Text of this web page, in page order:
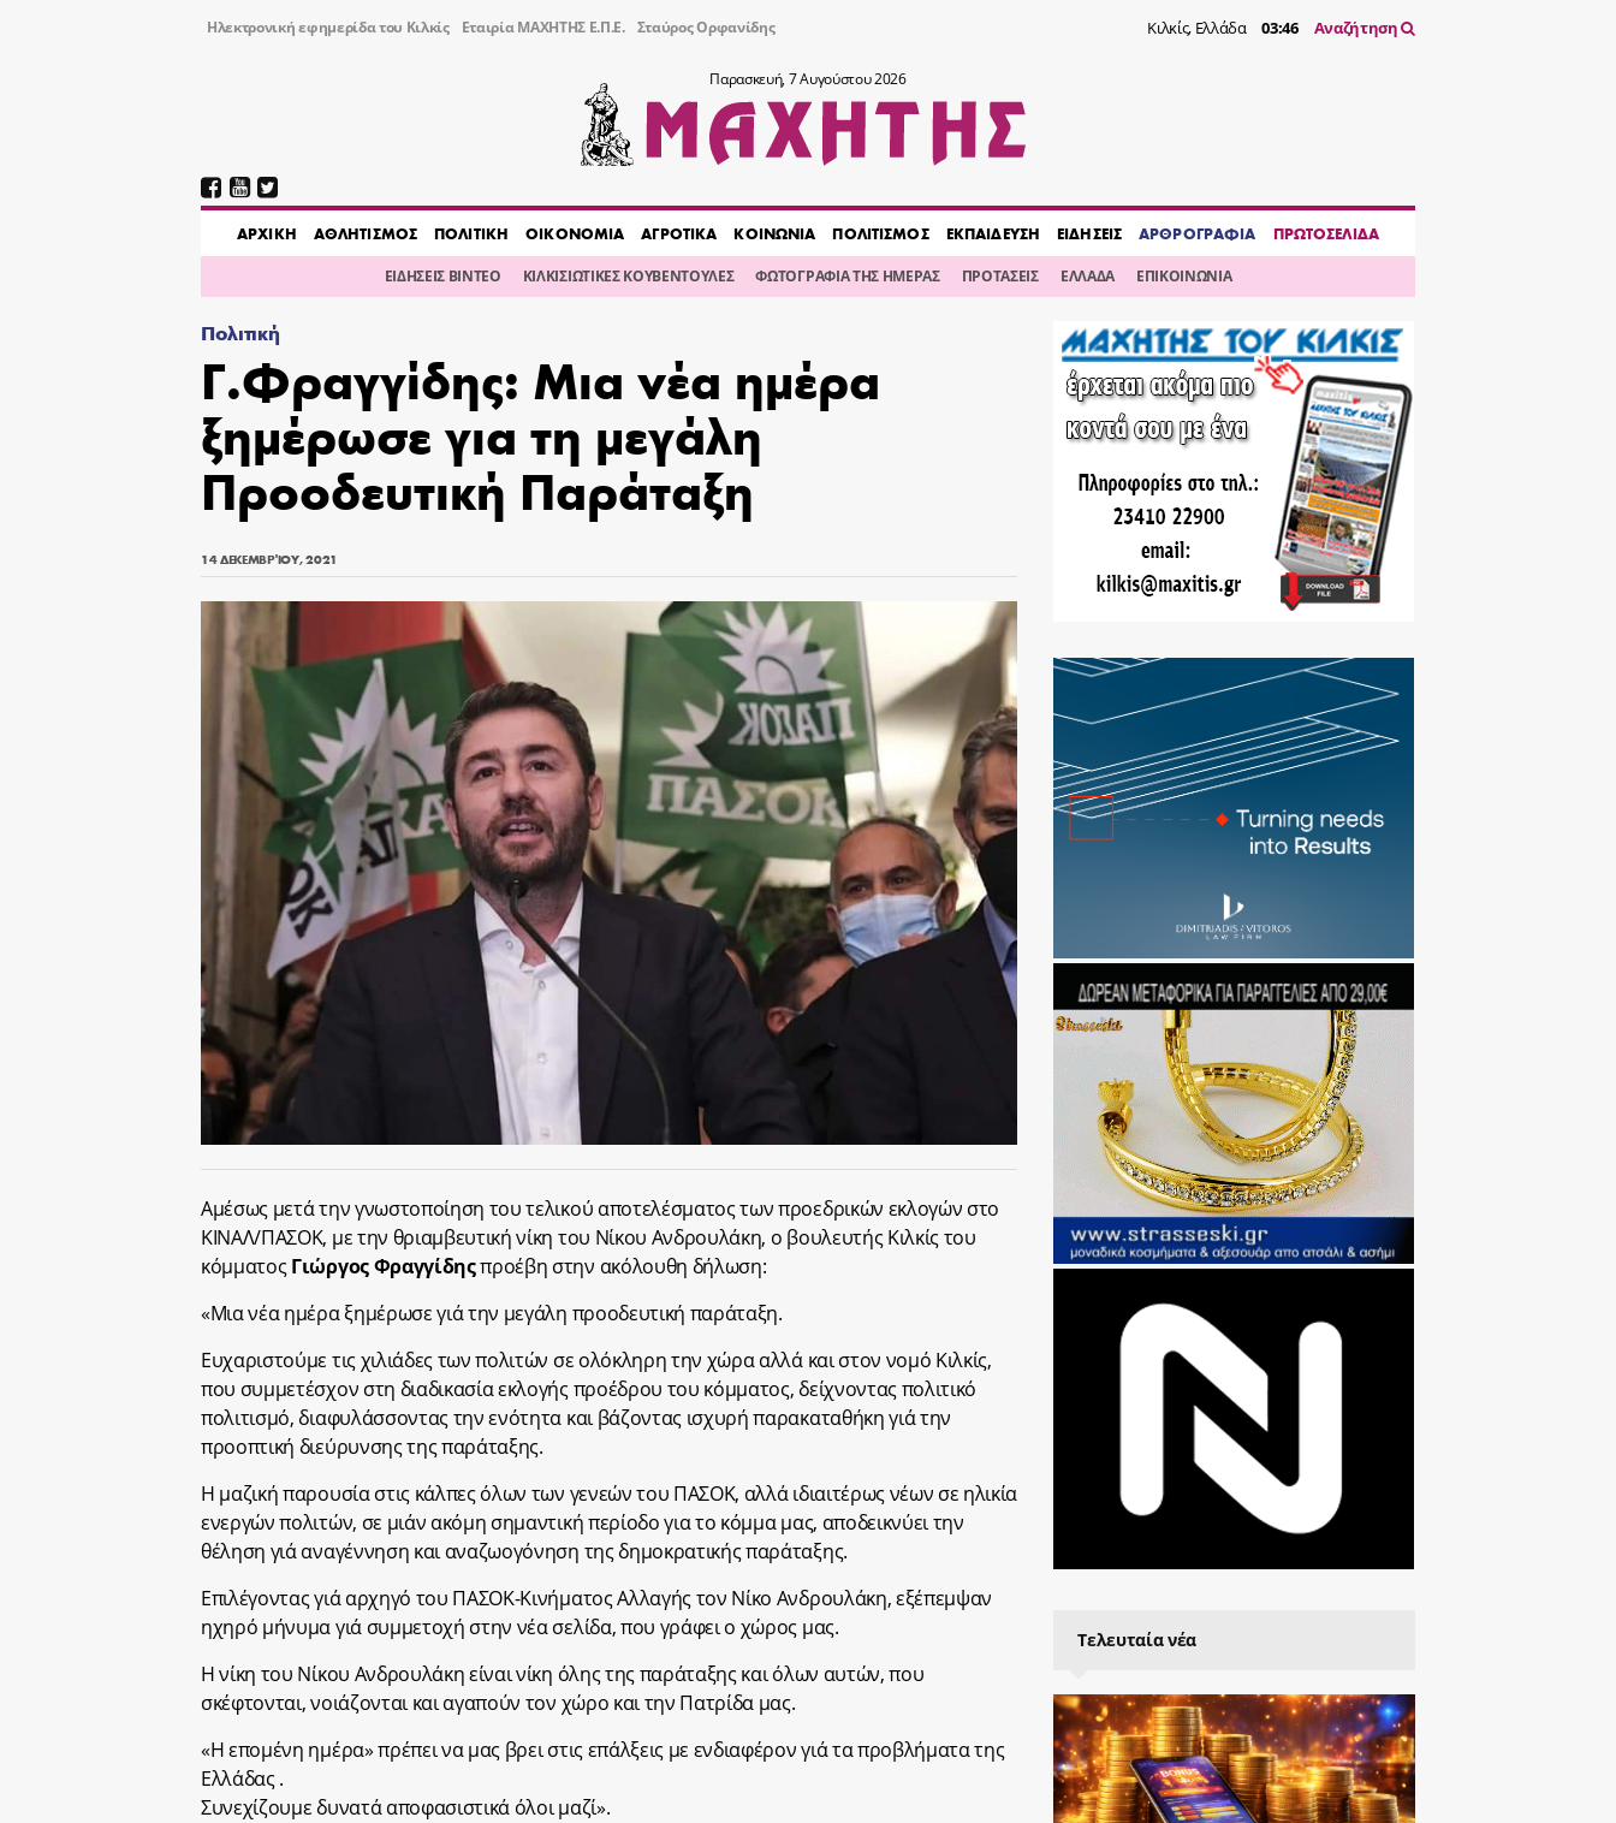
Ηλεκτρονική εφημερίδα του Κιλκίς Εταιρία ΜΑΧΗΤΗΣ Ε.Π.Ε. Σταύρος Ορφανίδης Κιλκίς, Ελλάδα 03:46 Αναζήτηση
Παρασκευή, 7 Αυγούστου 2026
AΡΧΙΚΗ ΑΘΛΗΤΙΣΜΟΣ ΠΟΛΙΤΙΚΗ ΟΙΚΟΝΟΜΙΑ ΑΓΡΟΤΙΚΑ ΚΟΙΝΩΝΙΑ ΠΟΛΙΤΙΣΜΟΣ ΕΚΠΑΙΔΕΥΣΗ ΕΙΔΗΣΕΙΣ ΑΡΘΡΟΓΡΑΦΙΑ ΠΡΩΤΟΣΕΛΙΔΑ
ΕΙΔΗΣΕΙΣ ΒΙΝΤΕΟ ΚΙΛΚΙΣΙΩΤΙΚΕΣ ΚΟΥΒΕΝΤΟΥΛΕΣ ΦΩΤΟΓΡΑΦΙΑ ΤΗΣ ΗΜΕΡΑΣ ΠΡΟΤΑΣΕΙΣ ΕΛΛΑΔΑ ΕΠΙΚΟΙΝΩΝΙΑ
Πολιτική
Γ.Φραγγίδης: Μια νέα ημέρα
ξημέρωσε για τη μεγάλη
Προοδευτική Παράταξη
14 ΔΕΚΕΜΒΡΊΟΥ, 2021
Αμέσως μετά την γνωστοποίηση του τελικού αποτελέσματος των προεδρικών εκλογών στο
ΚΙΝΑΛ/ΠΑΣΟΚ, με την θριαμβευτική νίκη του Νίκου Ανδρουλάκη, ο βουλευτής Κιλκίς του
κόμματοςΓιώργος Φραγγίδηςπροέβη στην ακόλουθη δήλωση:
«Μια νέα ημέρα ξημέρωσε γιά την μεγάλη προοδευτική παράταξη.
Ευχαριστούμε τις χιλιάδες των πολιτών σε ολόκληρη την χώρα αλλά και στον νομό Κιλκίς,
που συμμετέσχον στη διαδικασία εκλογής προέδρου του κόμματος, δείχνοντας πολιτικό
πολιτισμό, διαφυλάσσοντας την ενότητα και βάζοντας ισχυρή παρακαταθήκη γιά την
προοπτική διεύρυνσης της παράταξης.
Η μαζική παρουσία στις κάλπες όλων των γενεών του ΠΑΣΟΚ, αλλά ιδιαιτέρως νέων σε ηλικία
ενεργών πολιτών, σε μιάν ακόμη σημαντική περίοδο για το κόμμα μας, αποδεικνύει την
θέληση γιά αναγέννηση και αναζωογόνηση της δημοκρατικής παράταξης.
Επιλέγοντας γιά αρχηγό του ΠΑΣΟΚ-Κινήματος Αλλαγής τον Νίκο Ανδρουλάκη, εξέπεμψαν
ηχηρό μήνυμα γιά συμμετοχή στην νέα σελίδα, που γράφει ο χώρος μας.
Η νίκη του Νίκου Ανδρουλάκη είναι νίκη όλης της παράταξης και όλων αυτών, που
σκέφτονται, νοιάζονται και αγαπούν τον χώρο και την Πατρίδα μας.
«Η επομένη ημέρα» πρέπει να μας βρει στις επάλξεις με ενδιαφέρον γιά τα προβλήματα της
Ελλάδας .
Συνεχίζουμε δυνατά αποφασιστικά όλοι μαζί».
Τελευταία νέα